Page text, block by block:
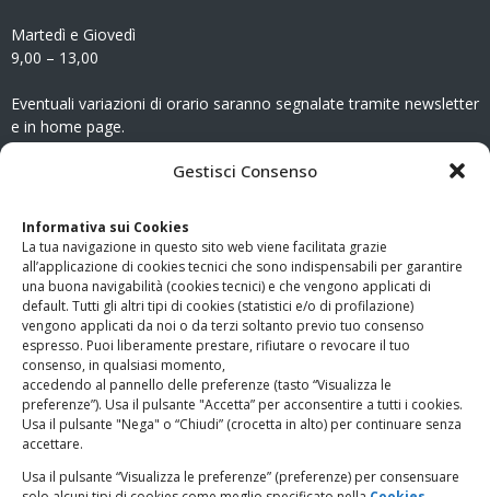
Gestisci Consenso
Informativa sui Cookies
La tua navigazione in questo sito web viene facilitata grazie
all’applicazione di cookies tecnici che sono indispensabili per garantire
una buona navigabilità (cookies tecnici) e che vengono applicati di
default. Tutti gli altri tipi di cookies (statistici e/o di profilazione)
vengono applicati da noi o da terzi soltanto previo tuo consenso
espresso. Puoi liberamente prestare, rifiutare o revocare il tuo
consenso, in qualsiasi momento,
accedendo al pannello delle preferenze (tasto “Visualizza le
preferenze”). Usa il pulsante "Accetta” per acconsentire a tutti i cookies.
Usa il pulsante "Nega" o “Chiudi” (crocetta in alto) per continuare senza
accettare.
Usa il pulsante “Visualizza le preferenze” (preferenze) per consensuare
Martedì e Giovedì
9,00 – 13,00
Eventuali variazioni di orario saranno segnalate tramite newsletter
e in home page.
www.odg.toscana.it – testata registrata presso il Tribunale di
Firenze al nr. 5208 dell’ 08.10.2002. Direttore responsabile:
Giampaolo Marchini – C.F. 80005790482
LINK UTILI
PagoPA
Privacy Policy